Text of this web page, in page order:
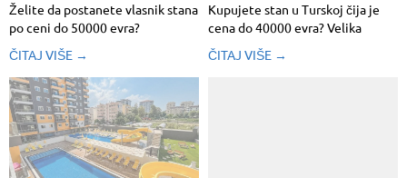
Želite da postanete vlasnik stana
po ceni do 50000 evra?
Pretražite ponudu na Mahmutlar
Homes – čeka vas prodaja
stanova do 50000 evra u Turskoj .
Google Form :
https://forms.gle/P3H7tgSbt5Ure5ea9
Prodaja stanova u Turskoj do...
ČITAJ VIŠE →
Kupujete stan u Turskoj čija je
cena do 40000 evra? Velika
ponuda oglasa u kojima se
prodaju povoljni i kvalitetni
ČITAJ VIŠE →